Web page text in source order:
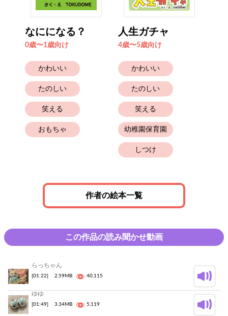
なにになる？
0歳〜1歳向け
かわいい
たのしい
笑える
おもちゃ
人生ガチャ
4歳〜5歳向け
かわいい
たのしい
笑える
幼稚園保育園
しつけ
作者の絵本一覧
この作品の読み聞かせ動画
らっちゃん
[01:22] 2.59MB 40,115
ゆゆ
[01:49] 3.34MB 5,119